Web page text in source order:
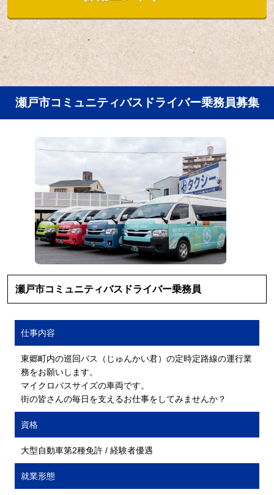
瀬戸市コミュニティバスドライバー乗務員募集
瀬戸市コミュニティバスドライバー乗務員
仕事内容
東郷町内の巡回バス（じゅんかい君）の定時定路線の運行業
務をお願いします。
マイクロバスサイズの車両です。
街の皆さんの毎日を支えるお仕事をしてみませんか？
資格
大型自動車第2種免許 / 経験者優遇
就業形態